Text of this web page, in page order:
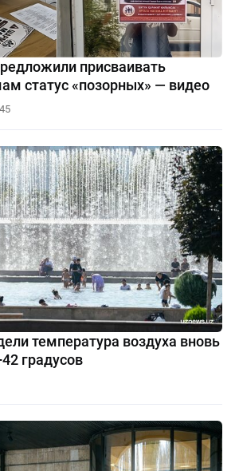
присваивать
статус «позорных» — видео
температура воздуха вновь
градусов